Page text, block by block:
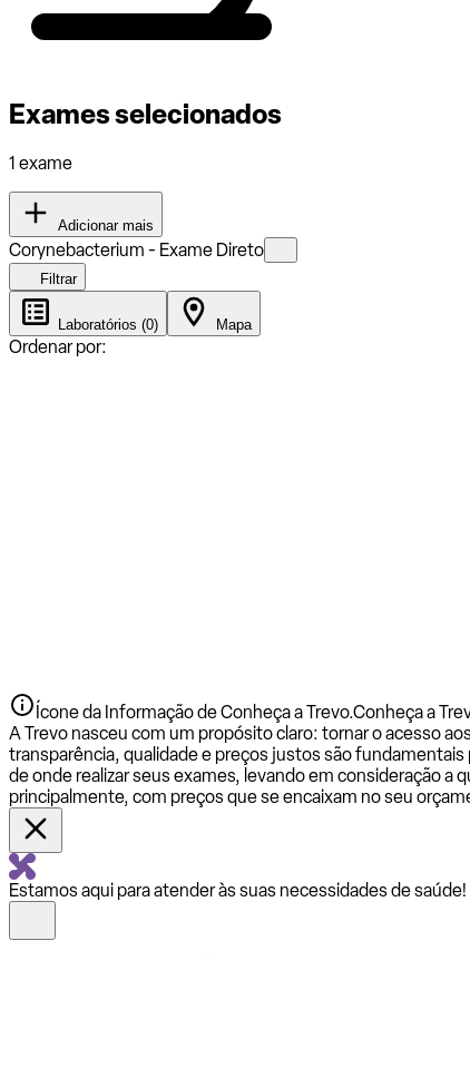
Exames selecionados
1 exame
Adicionar mais
Corynebacterium - Exame Direto
Filtrar
Laboratórios (0) Mapa
Ordenar por:
Ícone da Informação de Conheça a Trevo.Conheça a
A Trevo nasceu com um propósito claro: tornar o acesso
transparência, qualidade e preços justos são fundamentais
de onde realizar seus exames, levando em consideração a
principalmente, com preços que se encaixam no seu
Estamos aqui para atender às suas necessidades de saúde!